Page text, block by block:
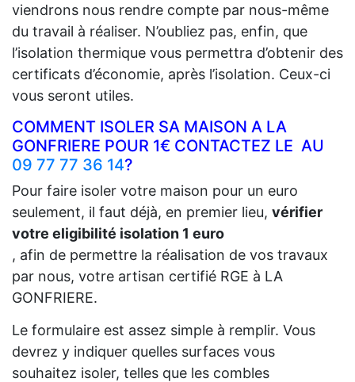
viendrons nous rendre compte par nous-même
du travail à réaliser. N’oubliez pas, enfin, que
l’isolation thermique vous permettra d’obtenir des
certificats d’économie, après l’isolation. Ceux-ci
vous seront utiles.
COMMENT ISOLER SA MAISON A LA
GONFRIERE POUR 1€ CONTACTEZ LE AU
09 77 77 36 14?
Pour faire isoler votre maison pour un euro
seulement, il faut déjà, en premier lieu, vérifier
votre eligibilité isolation 1 euro
, afin de permettre la réalisation de vos travaux
par nous, votre artisan certifié RGE à LA
GONFRIERE.
Le formulaire est assez simple à remplir. Vous
devrez y indiquer quelles surfaces vous
souhaitez isoler, telles que les combles